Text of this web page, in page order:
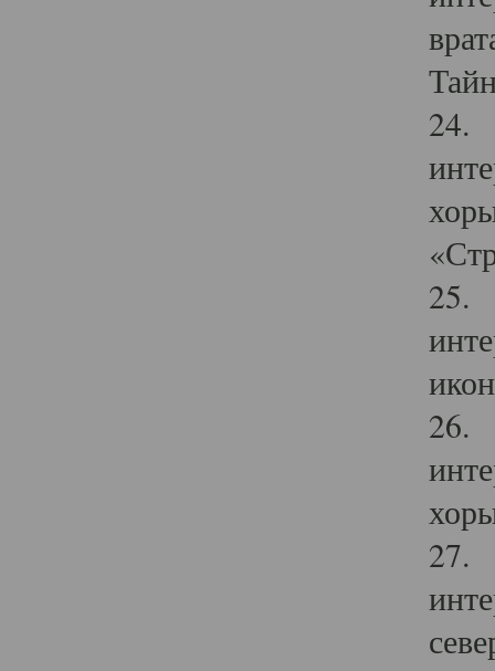
24.
25.
26.
27.